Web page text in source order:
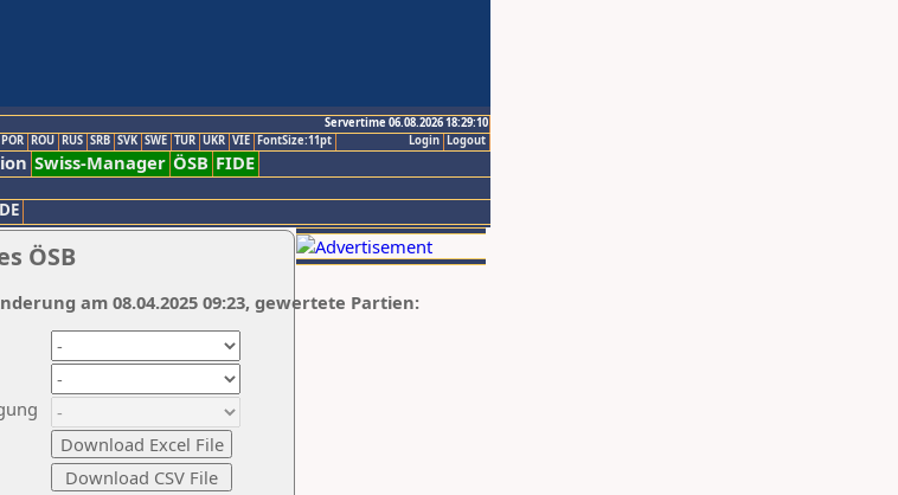
Servertime 06.08.2026 18:29:10
Logout
Login
POR ROU RUS SRB SVK SWE TUR UKR VIE FontSize:11pt
Swiss-Manager ÖSB FIDE
ÖSB
am 08.04.2025 09:23, gewertete Partien: